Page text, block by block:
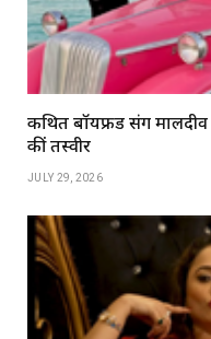
कथित बॉयफ्रेंड संग मालदीव
कीं तस्वीरें
JULY 29, 2026